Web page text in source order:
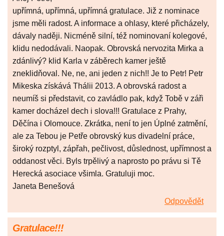
upřímná, upřímná, upřímná gratulace. Již z nominace
jsme měli radost. A informace a ohlasy, které přicházely,
dávaly naději. Nicméně silní, též nominovaní kolegové,
klidu nedodávali. Naopak. Obrovská nervozita Mirka a
zdánlivý? klid Karla v záběrech kamer ještě
zneklidňoval. Ne, ne, ani jeden z nich!! Je to Petr! Petr
Mikeska získává Thálii 2013. A obrovská radost a
neumíš si představit, co zavládlo pak, když Tobě v záři
kamer docházel dech i slova!!! Gratulace z Prahy,
Děčína i Olomouce. Zkrátka, není to jen Úplné zatmění,
ale za Tebou je Petře obrovský kus divadelní práce,
široký rozptyl, zápřah, pečlivost, důslednost, upřímnost a
oddanost věci. Byls trpělivý a naprosto po právu si Tě
Herecká asociace všimla. Gratuluji moc.
Janeta Benešová
Odpovědět
Gratulace!!!